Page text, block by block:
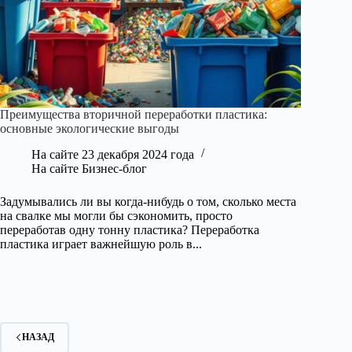
Преимущества вторичной переработки пластика:
основные экологические выгоды
На сайте 23 декабря 2024 года
На сайте Бизнес-блог
Задумывались ли вы когда-нибудь о том, сколько места
на свалке мы могли бы сэкономить, просто
переработав одну тонну пластика? Переработка
пластика играет важнейшую роль в...
НАЗАД